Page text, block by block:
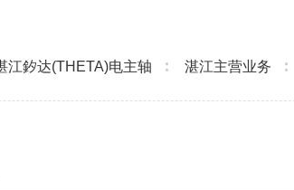
江釸达(THETA)电主轴 湛江主营业务